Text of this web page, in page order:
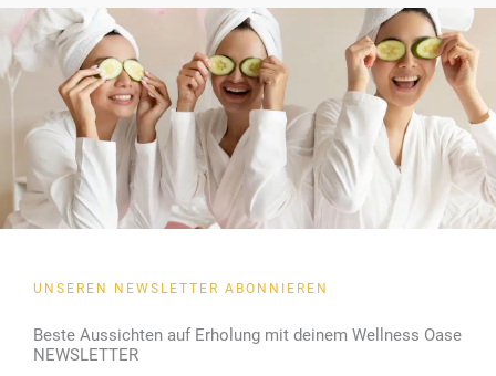
UNSEREN NEWSLETTER ABONNIEREN
Beste Aussichten auf Erholung mit deinem Wellness Oase
NEWSLETTER